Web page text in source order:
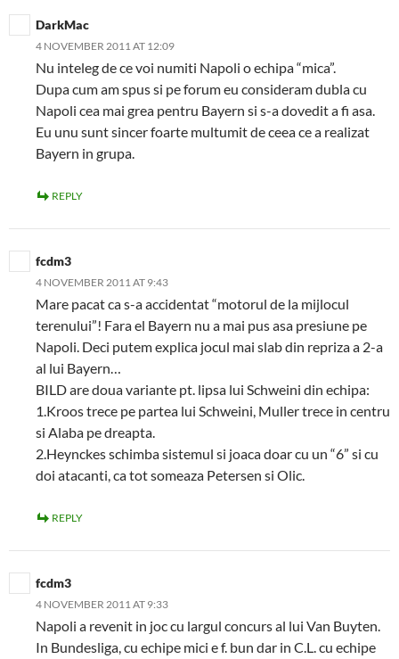
DarkMac
4 NOVEMBER 2011 AT 12:09
Nu inteleg de ce voi numiti Napoli o echipa “mica”.
Dupa cum am spus si pe forum eu consideram dubla cu
Napoli cea mai grea pentru Bayern si s-a dovedit a fi asa.
Eu unu sunt sincer foarte multumit de ceea ce a realizat
Bayern in grupa.
REPLY
fcdm3
4 NOVEMBER 2011 AT 9:43
Mare pacat ca s-a accidentat “motorul de la mijlocul
terenului”! Fara el Bayern nu a mai pus asa presiune pe
Napoli. Deci putem explica jocul mai slab din repriza a 2-a
al lui Bayern…
BILD are doua variante pt. lipsa lui Schweini din echipa:
1.Kroos trece pe partea lui Schweini, Muller trece in centru
si Alaba pe dreapta.
2.Heynckes schimba sistemul si joaca doar cu un “6” si cu
doi atacanti, ca tot someaza Petersen si Olic.
REPLY
fcdm3
4 NOVEMBER 2011 AT 9:33
Napoli a revenit in joc cu largul concurs al lui Van Buyten.
In Bundesliga, cu echipe mici e f. bun dar in C.L. cu echipe